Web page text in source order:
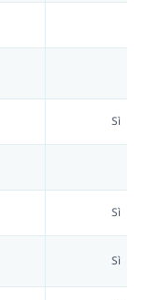
Sì
Sì
Sì